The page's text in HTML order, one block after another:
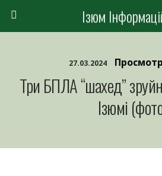
Ізюм
27.03.2024
Три БПЛА “шахед”
Ізюмі